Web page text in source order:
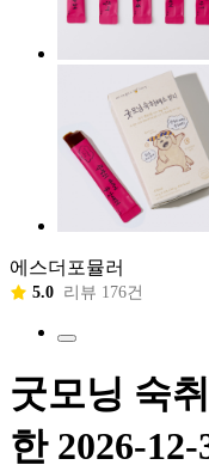
에스더포뮬러
5.0 리뷰 176건
굿모닝 숙
한 2026-12-